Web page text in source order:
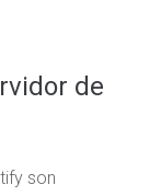
de
son